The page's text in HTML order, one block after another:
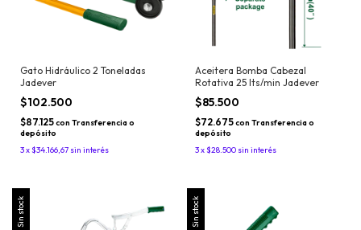
Gato Hidráulico 2 Toneladas
Jadever
$102.500
$87.125con Transferencia o
depósito
3x$34.166,67 sin interés
Aceitera Bomba Cabezal
Rotativa 25 lts/min Jadever
$85.500
$72.675con Transferencia o
depósito
3x$28.500 sin interés
Sin stock Sin stock